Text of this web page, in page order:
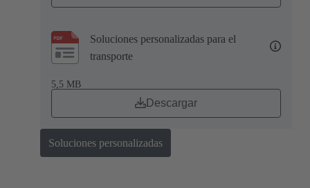
Soluciones personalizadas para el
transporte
5,5 MB
Descargar
Soluciones personalizadas